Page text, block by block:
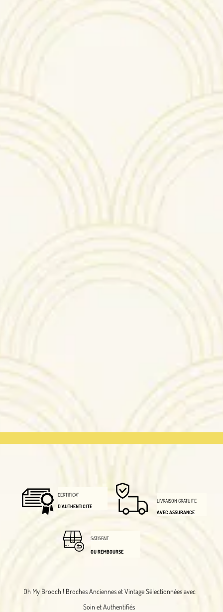
Oh My Brooch ! Broches Anciennes et Vintage Sélectionnées avec
Soin et Authentifiés
CERTIFICAT
D'AUTHENTICITE
LIVRAISON GRATUITE
AVEC ASSURANCE
SATISFAIT
OU REMBOURSE